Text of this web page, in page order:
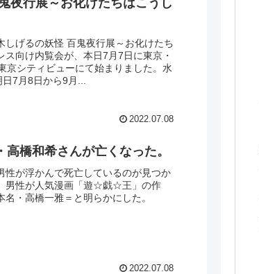
夜行展～お化けたちはこうし
しげるの妖怪 百鬼夜行展～お化けたち
向け内覧会が、本日7月7日に東京・
京シティビューにて始まりました。水
7月8日から9月...
2022.07.08
橋和希さんが亡くなった。
性が浮かんで死亡しているのが見つか
男性が人気漫画「遊☆戯☆王」の作
・高橋一雅＝と明らかにした。
2022.07.08